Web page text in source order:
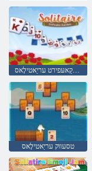
ןטרָאג סקַאעּפירט עריַאטילָאס
טסעווק עריַאטילָאס